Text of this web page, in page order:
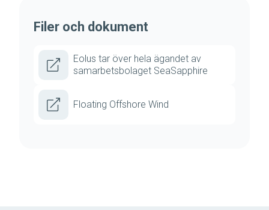
Filer och dokument
Eolus tar över hela ägandet av
samarbetsbolaget SeaSapphire
Floating Offshore Wind